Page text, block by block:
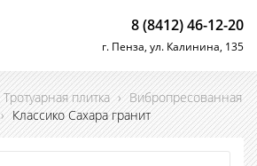
8 (8412) 46-12-20
г. Пенза, ул. Калинина, 135
Тротуарная плитка › Вибропресованная
› Классико Сахара гранит